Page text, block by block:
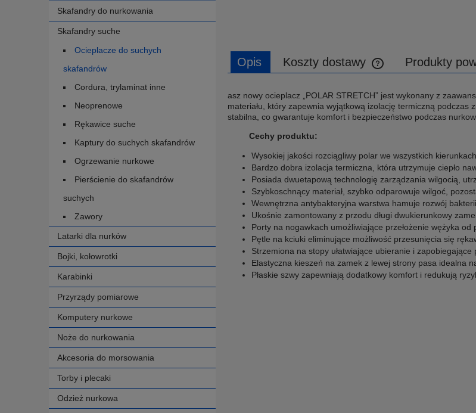
Skafandry do nurkowania
Skafandry suche
Ocieplacze do suchych
skafandrów
Cordura, trylaminat inne
Neoprenowe
Rękawice suche
Kaptury do suchych skafandrów
Ogrzewanie nurkowe
Pierścienie do skafandrów
suchych
Zawory
Latarki dla nurków
Bojki, kołowrotki
Karabinki
Przyrządy pomiarowe
Komputery nurkowe
Noże do nurkowania
Akcesoria do morsowania
Torby i plecaki
Odzież nurkowa
Opis Koszty dostawy
Cena nie zawiera
płatności
Produkty
asz nowy ocieplacz „POLAR STRETCH” jest wykonany z
materiału, który zapewnia wyjątkową izolację termiczną podczas
stabilna, co gwarantuje komfort i bezpieczeństwo podczas
Cechy produktu:
Wysokiej jakości rozciągliwy polar we wszystkich
Bardzo dobra izolacja termiczna, która utrzymuje ciepło
Posiada dwuetapową technologię zarządzania wilgocią,
Szybkoschnący materiał, szybko odparowuje wilgoć,
Wewnętrzna antybakteryjna warstwa hamuje rozwój
Ukośnie zamontowany z przodu długi dwukierunkowy
Porty na nogawkach umożliwiające przełożenie wężyka od
Pętle na kciuki eliminujące możliwość przesunięcia się
Strzemiona na stopy ułatwiające ubieranie i
Elastyczna kieszeń na zamek z lewej strony pasa idealna
Płaskie szwy zapewniają dodatkowy komfort i redukują